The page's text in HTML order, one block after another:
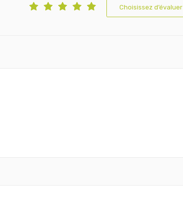
Choisissez d’évaluer